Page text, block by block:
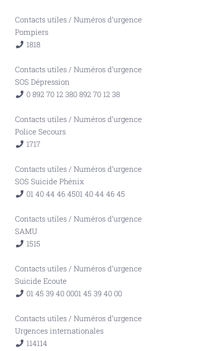
Contacts utiles / Numéros d’urgence
Pompiers
1818
Contacts utiles / Numéros d’urgence
SOS Dépression
0 892 70 12 380 892 70 12 38
Contacts utiles / Numéros d’urgence
Police Secours
1717
Contacts utiles / Numéros d’urgence
SOS Suicide Phénix
01 40 44 46 4501 40 44 46 45
Contacts utiles / Numéros d’urgence
SAMU
1515
Contacts utiles / Numéros d’urgence
Suicide Ecoute
01 45 39 40 0001 45 39 40 00
Contacts utiles / Numéros d’urgence
Urgences internationales
114114